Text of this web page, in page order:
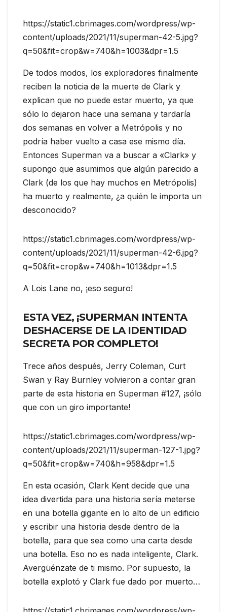
https://static1.cbrimages.com/wordpress/wp-
content/uploads/2021/11/superman-42-5.jpg?
q=50&fit=crop&w=740&h=1003&dpr=1.5
De todos modos, los exploradores finalmente
reciben la noticia de la muerte de Clark y
explican que no puede estar muerto, ya que
sólo lo dejaron hace una semana y tardaría
dos semanas en volver a Metrópolis y no
podría haber vuelto a casa ese mismo día.
Entonces Superman va a buscar a «Clark» y
supongo que asumimos que algún parecido a
Clark (de los que hay muchos en Metrópolis)
ha muerto y realmente, ¿a quién le importa un
desconocido?
https://static1.cbrimages.com/wordpress/wp-
content/uploads/2021/11/superman-42-6.jpg?
q=50&fit=crop&w=740&h=1013&dpr=1.5
A Lois Lane no, ¡eso seguro!
ESTA VEZ, ¡SUPERMAN INTENTA
DESHACERSE DE LA IDENTIDAD
SECRETA POR COMPLETO!
Trece años después, Jerry Coleman, Curt
Swan y Ray Burnley volvieron a contar gran
parte de esta historia en Superman #127, ¡sólo
que con un giro importante!
https://static1.cbrimages.com/wordpress/wp-
content/uploads/2021/11/superman-127-1.jpg?
q=50&fit=crop&w=740&h=958&dpr=1.5
En esta ocasión, Clark Kent decide que una
idea divertida para una historia sería meterse
en una botella gigante en lo alto de un edificio
y escribir una historia desde dentro de la
botella, para que sea como una carta desde
una botella. Eso no es nada inteligente, Clark.
Avergüénzate de ti mismo. Por supuesto, la
botella explotó y Clark fue dado por muerto…